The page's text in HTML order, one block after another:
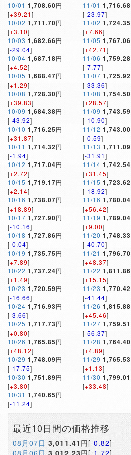
10/01 1,708.60円
[+39.21]
10/02 1,711.70円
[+3.10]
10/03 1,682.66円
[-29.04]
10/04 1,687.18円
[+4.52]
10/05 1,688.47円
[+1.29]
10/08 1,728.30円
[+39.83]
10/09 1,684.38円
[-43.92]
10/10 1,716.25円
[+31.87]
10/11 1,714.32円
[-1.94]
10/12 1,717.04円
[+2.72]
10/15 1,719.17円
[+2.14]
10/16 1,738.07円
[+18.89]
10/17 1,727.90円
[-10.16]
10/18 1,727.86円
[-0.04]
10/19 1,735.75円
[+7.89]
10/22 1,737.24円
[+1.49]
10/23 1,720.59円
[-16.66]
10/24 1,716.93円
[-3.66]
10/25 1,717.73円
[+0.80]
10/26 1,765.85円
[+48.12]
10/29 1,748.09円
[-17.75]
10/30 1,751.89円
[+3.80]
10/31 1,740.65円
[-11.24]
11/01 1,716.68
[-23.97]
11/02 1,724.35
[+7.66]
11/05 1,767.06
[+42.71]
11/06 1,759.28
[-7.77]
11/07 1,725.92
[-33.36]
11/08 1,754.50
[+28.57]
11/09 1,743.59
[-10.90]
11/12 1,743.00
[-0.59]
11/13 1,711.09
[-31.91]
11/14 1,742.54
[+31.45]
11/15 1,723.62
[-18.92]
11/16 1,780.04
[+56.42]
11/19 1,789.04
[+9.00]
11/20 1,748.33
[-40.70]
11/21 1,796.70
[+48.37]
11/22 1,811.86
[+15.15]
11/23 1,770.42
[-41.44]
11/26 1,815.88
[+45.46]
11/27 1,759.51
[-56.37]
11/28 1,764.40
[+4.89]
11/29 1,765.53
[+1.13]
11/30 1,799.01
[+33.48]
最近10日間の価格推移
08月07日 3,011.41 円[-0.82]
08月06日 3,012.23円[-1.72]